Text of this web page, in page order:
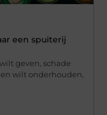
een spuiterij
geven, schade
wilt onderhouden,